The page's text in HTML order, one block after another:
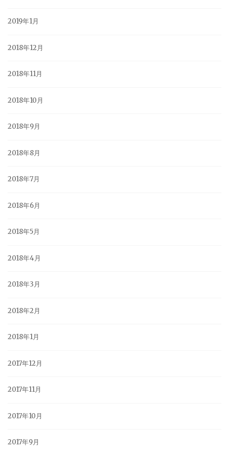
2019年1月
2018年12月
2018年11月
2018年10月
2018年9月
2018年8月
2018年7月
2018年6月
2018年5月
2018年4月
2018年3月
2018年2月
2018年1月
2017年12月
2017年11月
2017年10月
2017年9月